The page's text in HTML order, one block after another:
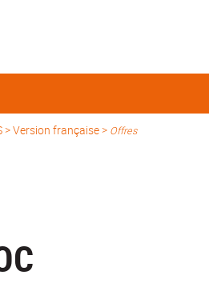
>Version française> Offres